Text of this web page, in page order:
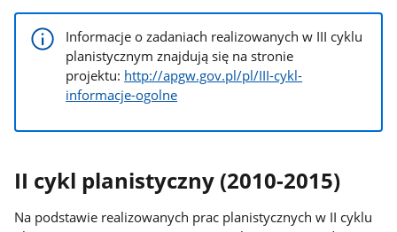
Informacje o zadaniach realizowanych w III cyklu
planistycznym znajdują się na stronie
projektu: http://apgw.gov.pl/pl/III-cykl-
informacje-ogolne
II cykl planistyczny (2010-2015)
Na podstawie realizowanych prac planistycznych w II cyklu